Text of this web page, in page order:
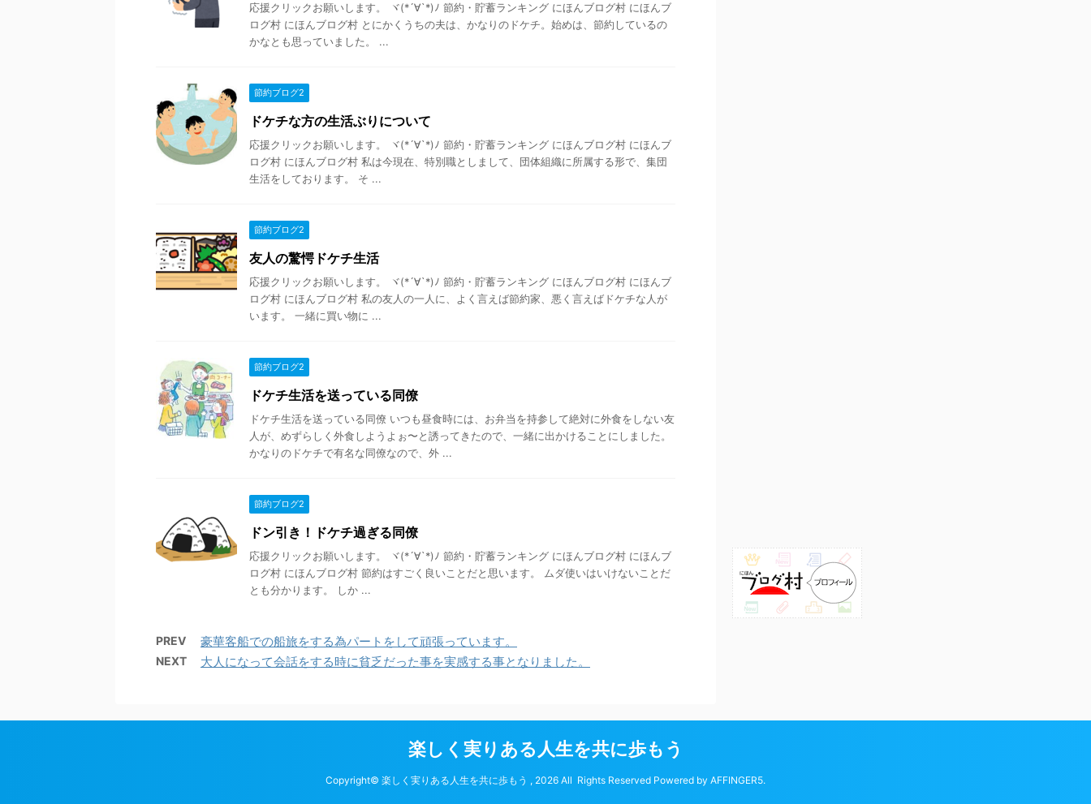
応援クリックお願いします。 ヾ(*´∀`*)ﾉ 節約・貯蓄ランキング にほんブログ村 にほんブ
ログ村 にほんブログ村 とにかくうちの夫は、かなりのドケチ。始めは、節約しているの
かなとも思っていました。 ...
節約ブログ2
ドケチな方の生活ぶりについて
応援クリックお願いします。 ヾ(*´∀`*)ﾉ 節約・貯蓄ランキング にほんブログ村 にほんブ
ログ村 にほんブログ村 私は今現在、特別職としまして、団体組織に所属する形で、集団
生活をしております。 そ ...
節約ブログ2
友人の驚愕ドケチ生活
応援クリックお願いします。 ヾ(*´∀`*)ﾉ 節約・貯蓄ランキング にほんブログ村 にほんブ
ログ村 にほんブログ村 私の友人の一人に、よく言えば節約家、悪く言えばドケチな人が
います。 一緒に買い物に ...
節約ブログ2
ドケチ生活を送っている同僚
ドケチ生活を送っている同僚 いつも昼食時には、お弁当を持参して絶対に外食をしない友
人が、めずらしく外食しようよぉ〜と誘ってきたので、一緒に出かけることにしました。
かなりのドケチで有名な同僚なので、外 ...
節約ブログ2
ドン引き！ドケチ過ぎる同僚
応援クリックお願いします。 ヾ(*´∀`*)ﾉ 節約・貯蓄ランキング にほんブログ村 にほんブ
ログ村 にほんブログ村 節約はすごく良いことだと思います。 ムダ使いはいけないことだ
とも分かります。 しか ...
PREV 豪華客船での船旅をする為パートをして頑張っています。
NEXT 大人になって会話をする時に貧乏だった事を実感する事となりました。
楽しく実りある人生を共に歩もう
Copyright© 楽しく実りある人生を共に歩もう , 2026 All Rights Reserved Powered by AFFINGER5.